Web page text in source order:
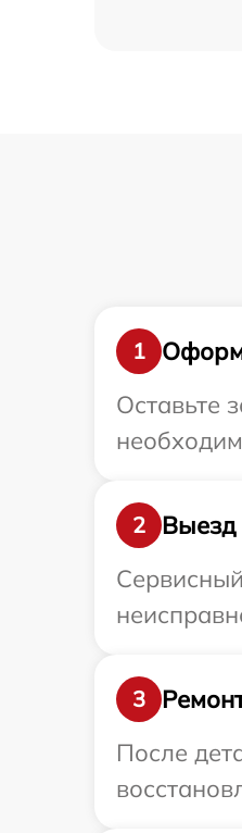
1
Оставьте
2
Выезд
3
После